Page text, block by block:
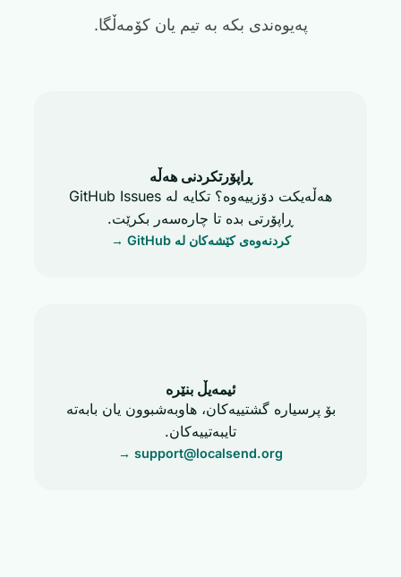
پەیوەندی بکە بە تیم یان کۆمەڵگا.
ڕاپۆرتکردنی هەڵە
هەڵەیکت دۆزییەوە؟ تکایە لە GitHub Issues
ڕاپۆرتی بدە تا چارەسەر بکرێت.
کردنەوەی کێشەکان لە GitHub →
ئیمەیڵ بنێرە
بۆ پرسیارە گشتییەکان، هاوبەشبوون یان بابەتە
تایبەتییەکان.
support@localsend.org
→